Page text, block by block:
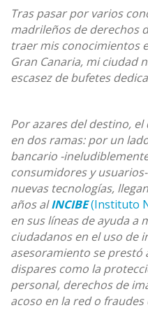
Tras pasar por varios
madrileños de derechos
traer mis conocimientos
Gran Canaria, mi ciudad
escasez de bufetes
Por azares del destino,
en dos ramas: por un
bancario -
consumidores y
nuevas tecnologías,
años alINCIBE(Instituto
en sus líneas de ayuda a
ciudadanos en el uso de
asesoramiento se prestó
dispares como la
personal, derechos de
acoso en la red o